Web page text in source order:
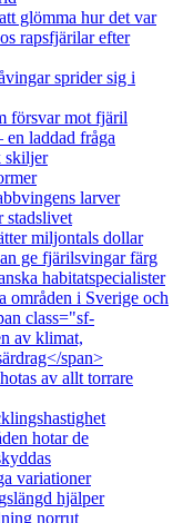
glömma hur det var
rapsfjärilar efter
sprider sig i
försvar mot fjäril
laddad fråga
skiljer
larver
stadslivet
miljontals dollar
ge fjärilsvingar färg
habitatspecialister
områden i Sverige och
class="sf-
av klimat,
span>
av allt torrare
hotar de
variationer
hjälper
norrut